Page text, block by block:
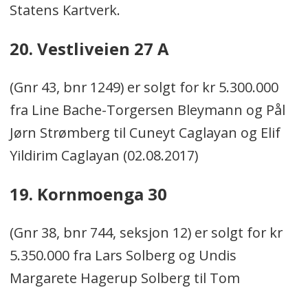
Statens Kartverk.
20. Vestliveien 27 A
(Gnr 43, bnr 1249) er solgt for kr 5.300.000
fra Line Bache-Torgersen Bleymann og Pål
Jørn Strømberg til Cuneyt Caglayan og Elif
Yildirim Caglayan (02.08.2017)
19. Kornmoenga 30
(Gnr 38, bnr 744, seksjon 12) er solgt for kr
5.350.000 fra Lars Solberg og Undis
Margarete Hagerup Solberg til Tom